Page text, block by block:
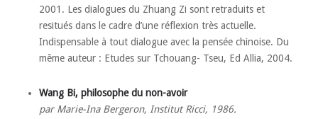
2001. Les dialogues du Zhuang Zi sont retraduits et
resitués dans le cadre d’une réflexion très actuelle.
Indispensable à tout dialogue avec la pensée chinoise. Du
même auteur : Etudes sur Tchouang- Tseu, Ed Allia, 2004.
Wang Bi, philosophe du non-avoir
par Marie-Ina Bergeron, Institut Ricci, 1986.